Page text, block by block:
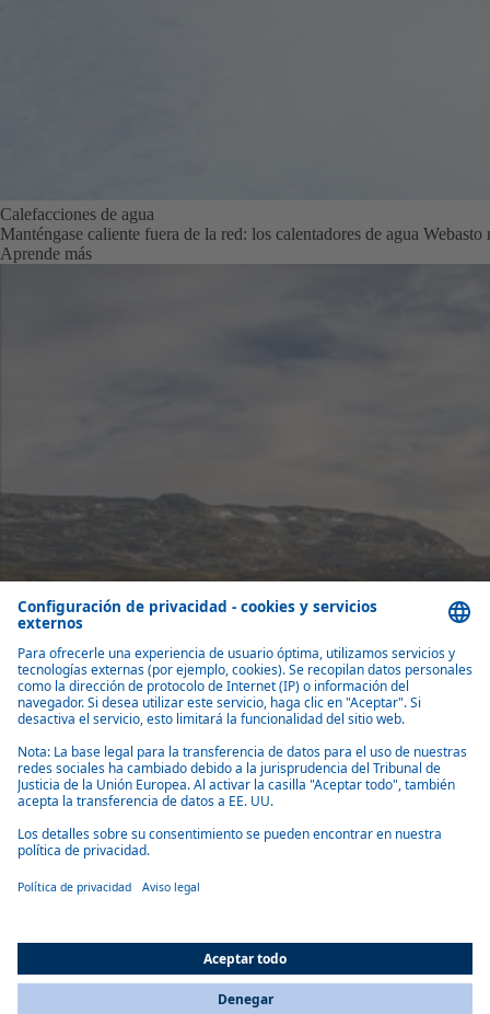
Calefacciones de agua
Manténgase caliente fuera de la red: los calentadores de agua
Aprende más